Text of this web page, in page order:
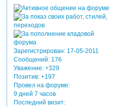
Зарегистрирован: 17-05-2011
Сообщений:176
Уважение: +329
Позитив: +197
Провел на форуме:
9 дней 7 часов
Последний визит: